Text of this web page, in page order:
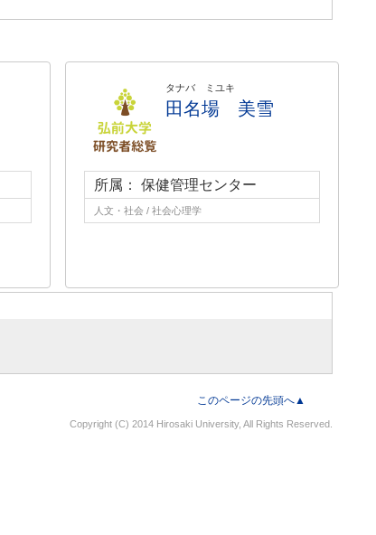
タナバ ミユキ
田名場 美雪
所属： 保健管理センター
人文・社会 / 社会心理学
このページの先頭へ▲
Copyright (C) 2014 Hirosaki University, All Rights Reserved.